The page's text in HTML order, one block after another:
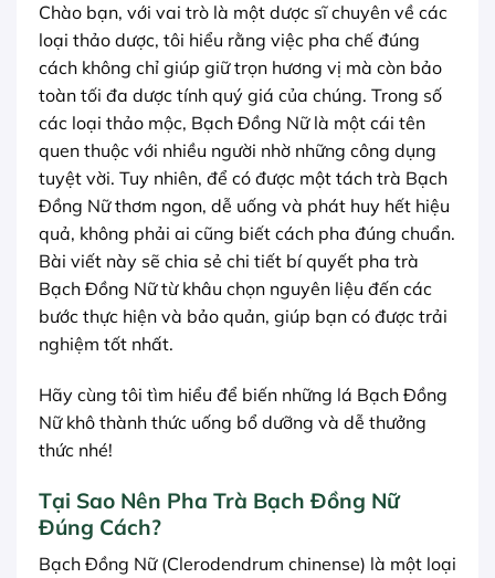
Chào bạn, với vai trò là một dược sĩ chuyên về các
loại thảo dược, tôi hiểu rằng việc pha chế đúng
cách không chỉ giúp giữ trọn hương vị mà còn bảo
toàn tối đa dược tính quý giá của chúng. Trong số
các loại thảo mộc, Bạch Đồng Nữ là một cái tên
quen thuộc với nhiều người nhờ những công dụng
tuyệt vời. Tuy nhiên, để có được một tách trà Bạch
Đồng Nữ thơm ngon, dễ uống và phát huy hết hiệu
quả, không phải ai cũng biết cách pha đúng chuẩn.
Bài viết này sẽ chia sẻ chi tiết bí quyết pha trà
Bạch Đồng Nữ từ khâu chọn nguyên liệu đến các
bước thực hiện và bảo quản, giúp bạn có được trải
nghiệm tốt nhất.
Hãy cùng tôi tìm hiểu để biến những lá Bạch Đồng
Nữ khô thành thức uống bổ dưỡng và dễ thưởng
thức nhé!
Tại Sao Nên Pha Trà Bạch Đồng Nữ
Đúng Cách?
Bạch Đồng Nữ (Clerodendrum chinense) là một loại